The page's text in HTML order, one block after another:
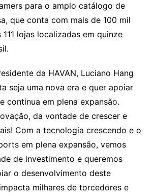
para o amplo catálogo de
que conta com mais de 100 mil
lojas localizadas em quinze
da HAVAN, Luciano Hang
seja uma nova era e quer apoiar
continua em plena expansão.
da vontade de crescer e
Com a tecnologia crescendo e o
em plena expansão, vemos
de investimento e queremos
o desenvolvimento deste
milhares de torcedores e